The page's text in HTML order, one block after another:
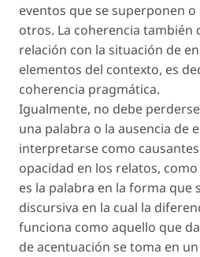
eventos que se superponen
otros. La coherencia también
relación con la situación de
elementos del contexto, es
coherencia pragmática.
Igualmente, no debe
una palabra o la ausencia de
interpretarse como
opacidad en los relatos,
es la palabra en la forma que
discursiva en la cual la
funciona como aquello que
de acentuación se toma en